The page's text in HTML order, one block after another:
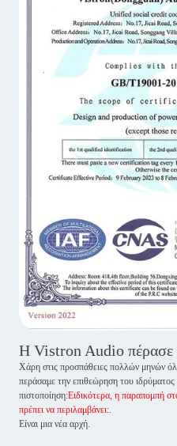
Η Vistron Audio πέρασε
Χάρη στις προσπάθειες πολλών μηνών
περάσαμε την επιθεώρηση του
πιστοποίηση:Ειδικότερα, η παραπομπή
πρέπει να περιλαμβάνει:.
Είναι μια νέα αρχή.